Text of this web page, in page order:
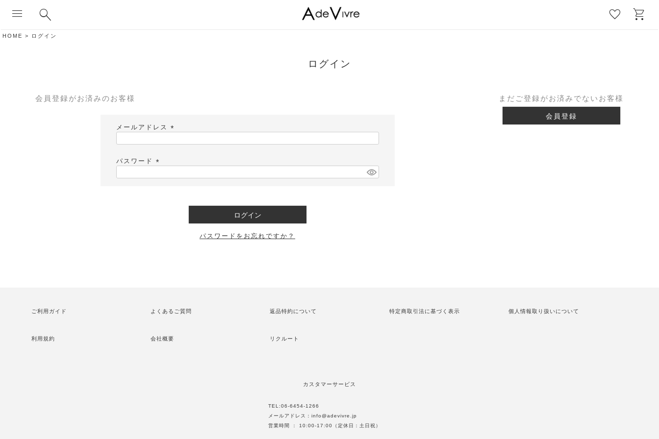
menu search favorite shopping_cart
HOME ログイン
ログイン
会員登録がお済みのお客様
メールアドレス
)
パスワード
ログイン
パスワードをお忘れですか？
まだご登録がお済みでないお客様
会員登録
ご利用ガイド よくあるご質問 返品特約について 特定商取引法に基づく表示 個人情報取り扱いについて
利用規約 会社概要 リクルート
カスタマーサービス
TEL:06-6454-1266
メールアドレス： info@adevivre.jp
営業時間 ： 10:00-17:00（定休日：土日祝）